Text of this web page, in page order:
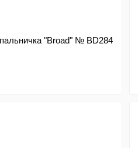
"Broad" № BD284